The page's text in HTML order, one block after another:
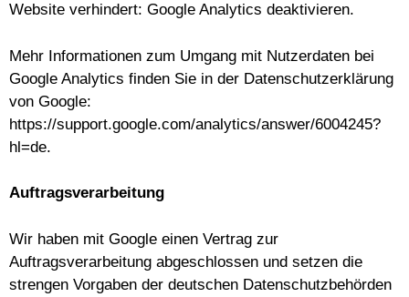
Website verhindert: Google Analytics deaktivieren.
Mehr Informationen zum Umgang mit Nutzerdaten bei
Google Analytics finden Sie in der Datenschutzerklärung
von Google:
https://support.google.com/analytics/answer/6004245?
hl=de.
Auftragsverarbeitung
Wir haben mit Google einen Vertrag zur
Auftragsverarbeitung abgeschlossen und setzen die
strengen Vorgaben der deutschen Datenschutzbehörden